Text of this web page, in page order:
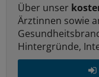
Über unser
Ärztinnen sowie
Hintergründe,